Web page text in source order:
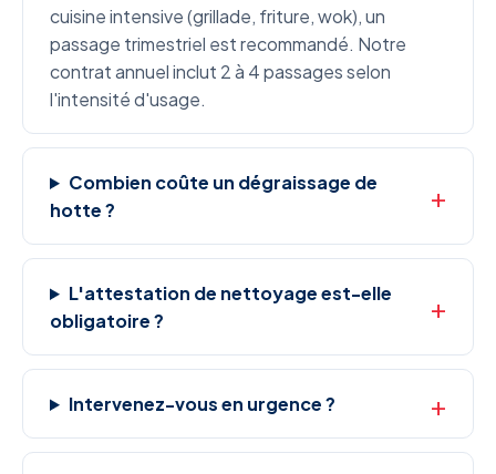
cuisine intensive (grillade, friture, wok), un
passage trimestriel est recommandé. Notre
contrat annuel inclut 2 à 4 passages selon
l'intensité d'usage.
Combien coûte un dégraissage de
hotte ?
L'attestation de nettoyage est-elle
obligatoire ?
Intervenez-vous en urgence ?